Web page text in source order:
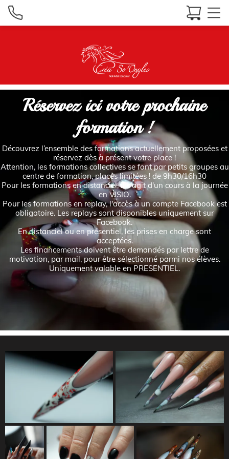
Réservez ici votre prochaine
formation !
Découvrez l’ensemble des formations actuellement proposées et
réservez dès à présent votre place !
Attention, les formations collectives se font par petits groupes au
centre de formation, places limitées ! de 9h30/16h30
Pour les formations en distanciel, il s'agit d'un cours à la journée
en VISIO.
Pour les formations en replay, l'accès à un compte Facebook est
obligatoire. Les replays sont disponibles uniquement sur
Facebook.
En distanciel ou en présentiel, les prises en charge sont
acceptées.
Les financements doivent être demandés par lettre de
motivation, par mail, pour être sélectionné parmi nos élèves.
Uniquement valable en PRESENTIEL.